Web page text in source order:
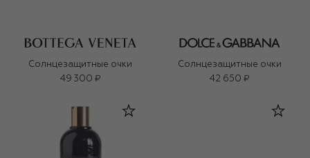
Солнцезащитные очки
49 300 ₽
Солнцезащитные очки
42 650 ₽